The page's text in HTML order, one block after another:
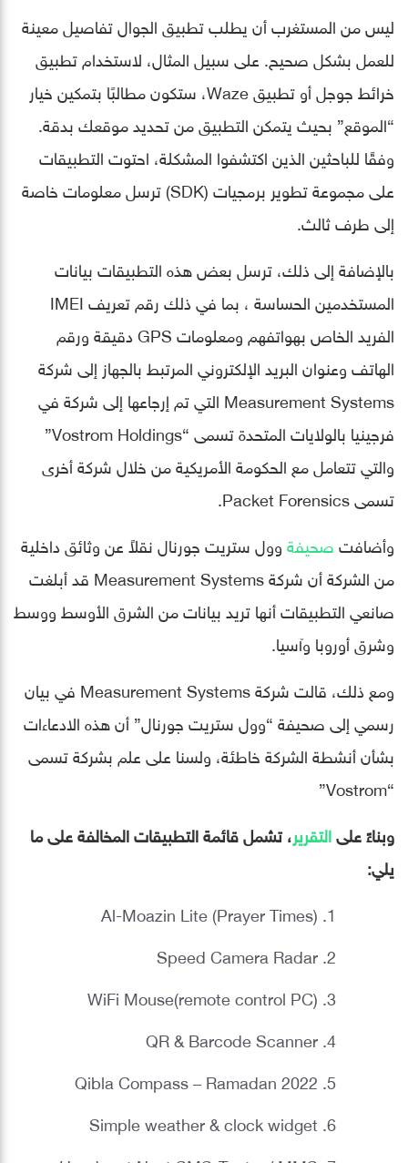
ليس من المستغرب أن يطلب تطبيق الجوال تفاصيل معينة
للعمل بشكل صحيح. على سبيل المثال، لاستخدام تطبيق
خرائط جوجل أو تطبيق Waze، ستكون مطالبًا بتمكين خيار
“الموقع” بحيث يتمكن التطبيق من تحديد موقعك بدقة.
وفقًا للباحثين الذين اكتشفوا المشكلة، احتوت التطبيقات
على مجموعة تطوير برمجيات (SDK) ترسل معلومات خاصة
إلى طرف ثالث.
بالإضافة إلى ذلك، ترسل بعض هذه التطبيقات بيانات
المستخدمين الحساسة ، بما في ذلك رقم تعريف IMEI
الفريد الخاص بهواتفهم ومعلومات GPS دقيقة ورقم
الهاتف وعنوان البريد الإلكتروني المرتبط بالجهاز إلى شركة
Measurement Systems التي تم إرجاعها إلى شركة في
فرجينيا بالولايات المتحدة تسمى “Vostrom Holdings”
والتي تتعامل مع الحكومة الأمريكية من خلال شركة أخرى
تسمى Packet Forensics.
وأضافتصحيفةوول ستريت جورنال نقلاً عن وثائق داخلية
من الشركة أن شركة Measurement Systems قد أبلغت
صانعي التطبيقات أنها تريد بيانات من الشرق الأوسط ووسط
وشرق أوروبا وآسيا.
ومع ذلك، قالت شركة Measurement Systems في بيان
رسمي إلى صحيفة “وول ستريت جورنال” أن هذه الادعاءات
بشأن أنشطة الشركة خاطئة، ولسنا على علم بشركة تسمى
“Vostrom”
وبناءً علىالتقرير، تشمل قائمة التطبيقات المخالفة على ما
يلي:
Al-Moazin Lite (Prayer Times)
Speed Camera Radar
WiFi Mouse(remote control PC)
QR & Barcode Scanner
Qibla Compass – Ramadan 2022
Simple weather & clock widget